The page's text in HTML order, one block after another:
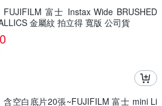
FUJIFILM 富士 Instax Wide BRUSHED
金屬紋 拍立得 寬版 公司貨
含空白底片20張~FUJIFILM 富士 mini Li